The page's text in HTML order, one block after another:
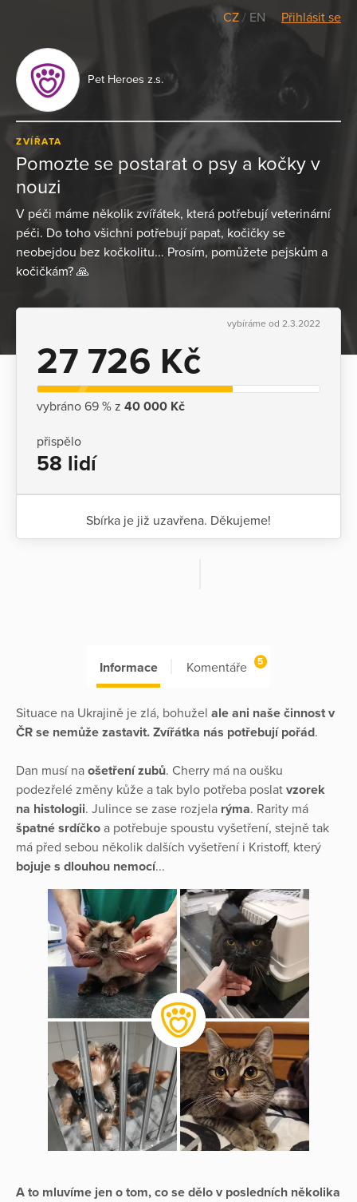
CZ / EN Přihlásit se
Pet Heroes z.s.
ZVÍŘATA
Pomozte se postarat o psy a kočky v
nouzi
V péči máme několik zvířátek, která potřebují veterinární
péči. Do toho všichni potřebují papat, kočičky se
neobejdou bez kočkolitu... Prosím, pomůžete pejskům a
kočičkám? 🙏
vybíráme od 2.3.2022
27 726 Kč
vybráno 69 % z 40 000 Kč
přispělo
58 lidí
Sbírka je již uzavřena. Děkujeme!
Informace Komentáře 5
Situace na Ukrajině je zlá, bohužel ale ani naše činnost v
ČR se nemůže zastavit. Zvířátka nás potřebují pořád.
Dan musí na ošetření zubů. Cherry má na oušku
podezřelé změny kůže a tak bylo potřeba poslat vzorek
na histologii. Julince se zase rozjela rýma. Rarity má
špatné srdíčko a potřebuje spoustu vyšetření, stejně tak
má před sebou několik dalších vyšetření i Kristoff, který
bojuje s dlouhou nemocí...
A to mluvíme jen o tom, co se dělo v posledních několika